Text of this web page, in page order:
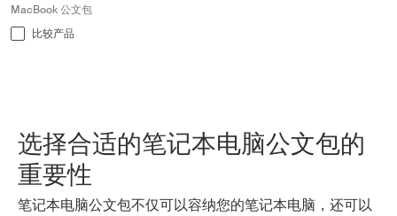
MacBook 公文包
比较产品
选择合适的笔记本电脑公文包的
重要性
笔记本电脑公文包不仅可以容纳您的笔记本电脑，还可以